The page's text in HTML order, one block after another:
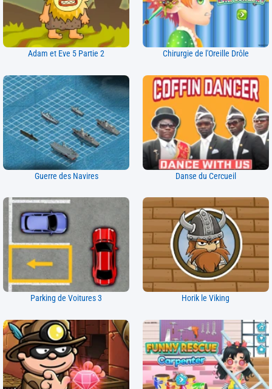
Adam et Eve 5 Partie 2 Chirurgie de l'Oreille Drôle
Guerre des Navires Danse du Cercueil
Parking de Voitures 3 Horik le Viking